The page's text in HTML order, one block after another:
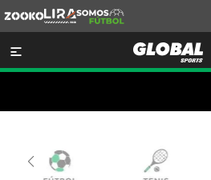
Lira
Somos
Futbol
